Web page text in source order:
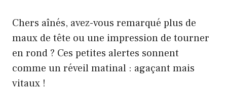
Chers aînés, avez-vous remarqué plus de
maux de tête ou une impression de tourner
en rond ? Ces petites alertes sonnent
comme un réveil matinal : agaçant mais
vitaux !